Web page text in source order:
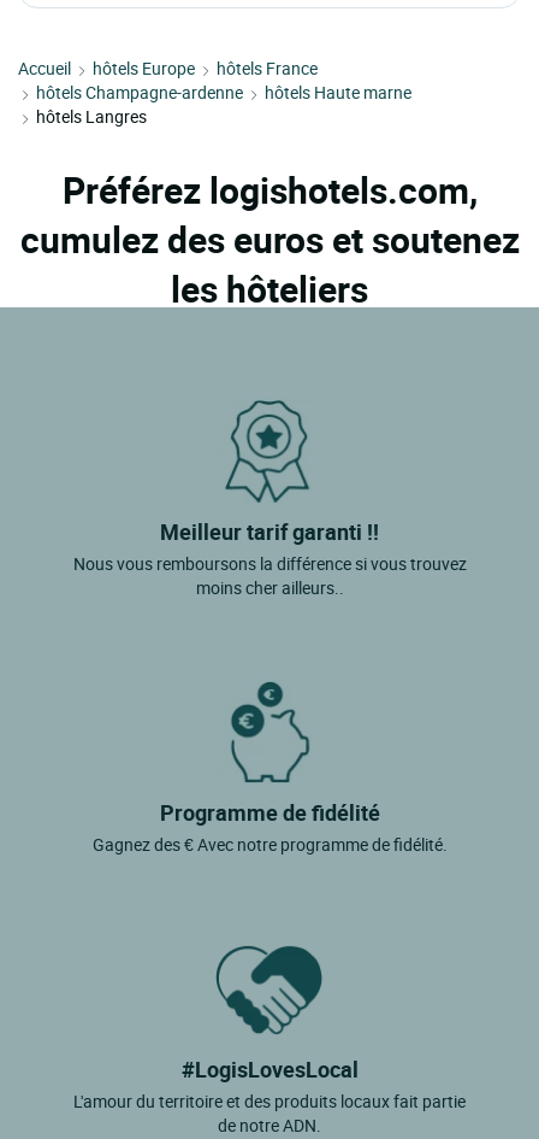
Accueil hôtels Europe
hôtels France
hôtels Champagne-ardenne
hôtels Haute marne
hôtels Langres
Préférez logishotels.com,
cumulez des euros et soutenez
les hôteliers
Meilleur tarif garanti !!
Nous vous remboursons la différence si vous trouvez
moins cher ailleurs..
Programme de fidélité
Gagnez des € Avec notre programme de fidélité.
#LogisLovesLocal
L'amour du territoire et des produits locaux fait partie
de notre ADN.